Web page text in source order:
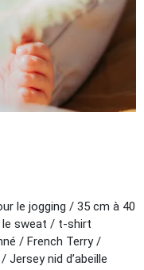
le jogging / 35 cm à 40
le sweat / t-shirt
/ French Terry /
nid d’abeille